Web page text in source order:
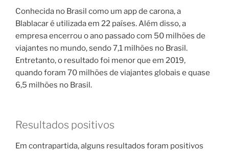
Conhecida no Brasil como um app de carona, a
Blablacar é utilizada em 22 países. Além disso, a
empresa encerrou o ano passado com 50 milhões de
viajantes no mundo, sendo 7,1 milhões no Brasil.
Entretanto, o resultado foi menor que em 2019,
quando foram 70 milhões de viajantes globais e quase
6,5 milhões no Brasil.
Resultados positivos
Em contrapartida, alguns resultados foram positivos